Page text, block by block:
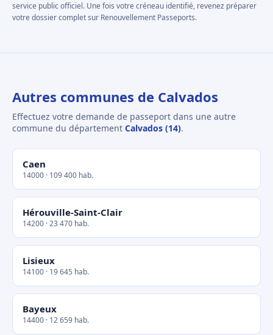
service public officiel. Une fois votre créneau identifié, revenez préparer
votre dossier complet sur Renouvellement Passeports.
Autres communes de Calvados
Effectuez votre demande de passeport dans une autre
commune du département Calvados (14).
Caen
14000 · 109 400 hab.
Hérouville-Saint-Clair
14200 · 23 470 hab.
Lisieux
14100 · 19 645 hab.
Bayeux
14400 · 12 659 hab.